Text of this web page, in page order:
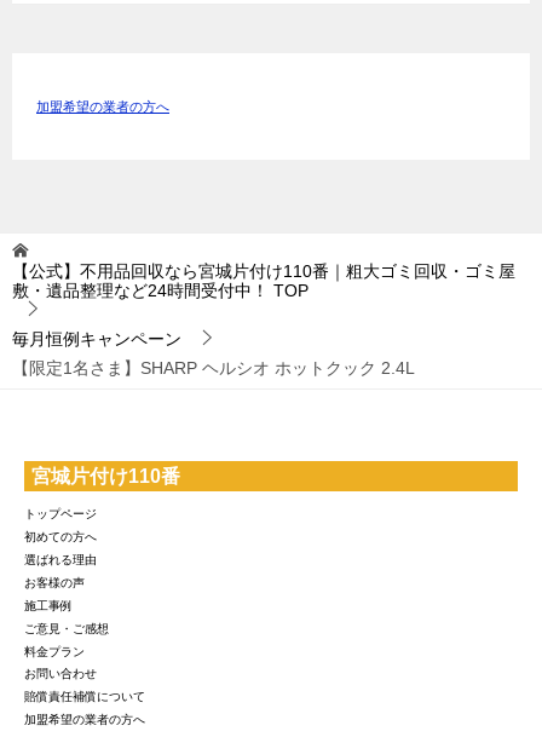
加盟希望の業者の方へ
【公式】不用品回収なら宮城片付け110番｜粗大ゴミ回収・ゴミ屋
敷・遺品整理など24時間受付中！
TOP
毎月恒例キャンペーン
【限定1名さま】SHARP ヘルシオ ホットクック 2.4L
宮城片付け110番
トップページ
初めての方へ
選ばれる理由
お客様の声
施工事例
ご意見・ご感想
料金プラン
お問い合わせ
賠償責任補償について
加盟希望の業者の方へ